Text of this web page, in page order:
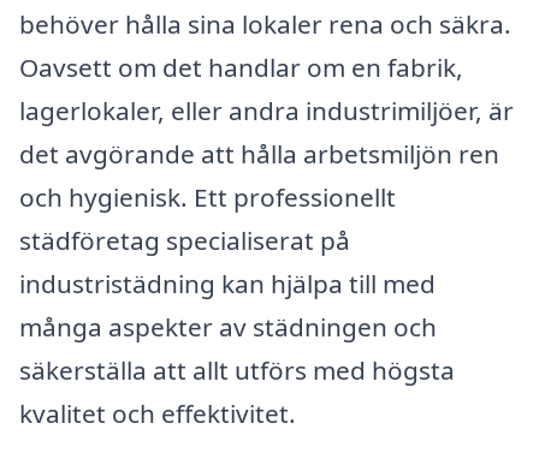
behöver hålla sina lokaler rena och säkra.
Oavsett om det handlar om en fabrik,
lagerlokaler, eller andra industrimiljöer, är
det avgörande att hålla arbetsmiljön ren
och hygienisk. Ett professionellt
städföretag specialiserat på
industristädning kan hjälpa till med
många aspekter av städningen och
säkerställa att allt utförs med högsta
kvalitet och effektivitet.